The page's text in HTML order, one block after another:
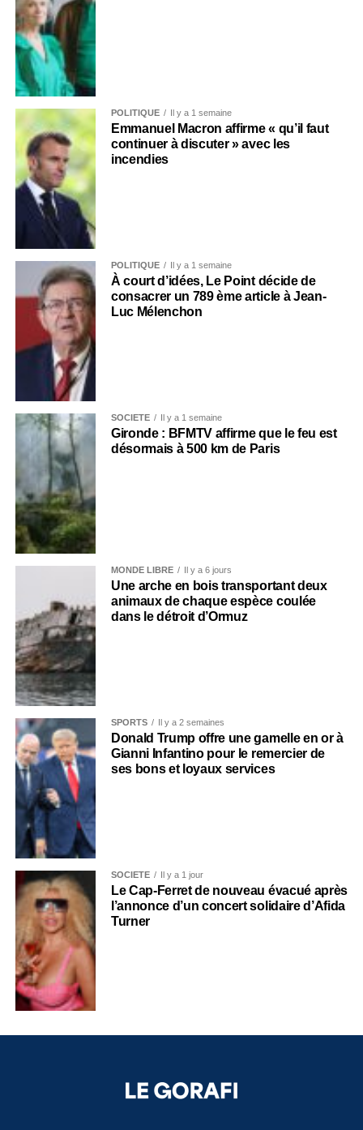
POLITIQUE Il y a 1 semaine
Emmanuel Macron affirme « qu’il faut
continuer à discuter » avec les
incendies
POLITIQUE Il y a 1 semaine
À court d’idées, Le Point décide de
consacrer un 789 ème article à Jean-
Luc Mélenchon
SOCIÉTÉ Il y a 1 semaine
Gironde : BFMTV affirme que le feu est
désormais à 500 km de Paris
MONDE LIBRE Il y a 6 jours
Une arche en bois transportant deux
animaux de chaque espèce coulée
dans le détroit d’Ormuz
SPORTS Il y a 2 semaines
Donald Trump offre une gamelle en or à
Gianni Infantino pour le remercier de
ses bons et loyaux services
SOCIÉTÉ Il y a 1 jour
Le Cap-Ferret de nouveau évacué après
l’annonce d’un concert solidaire d’Afida
Turner